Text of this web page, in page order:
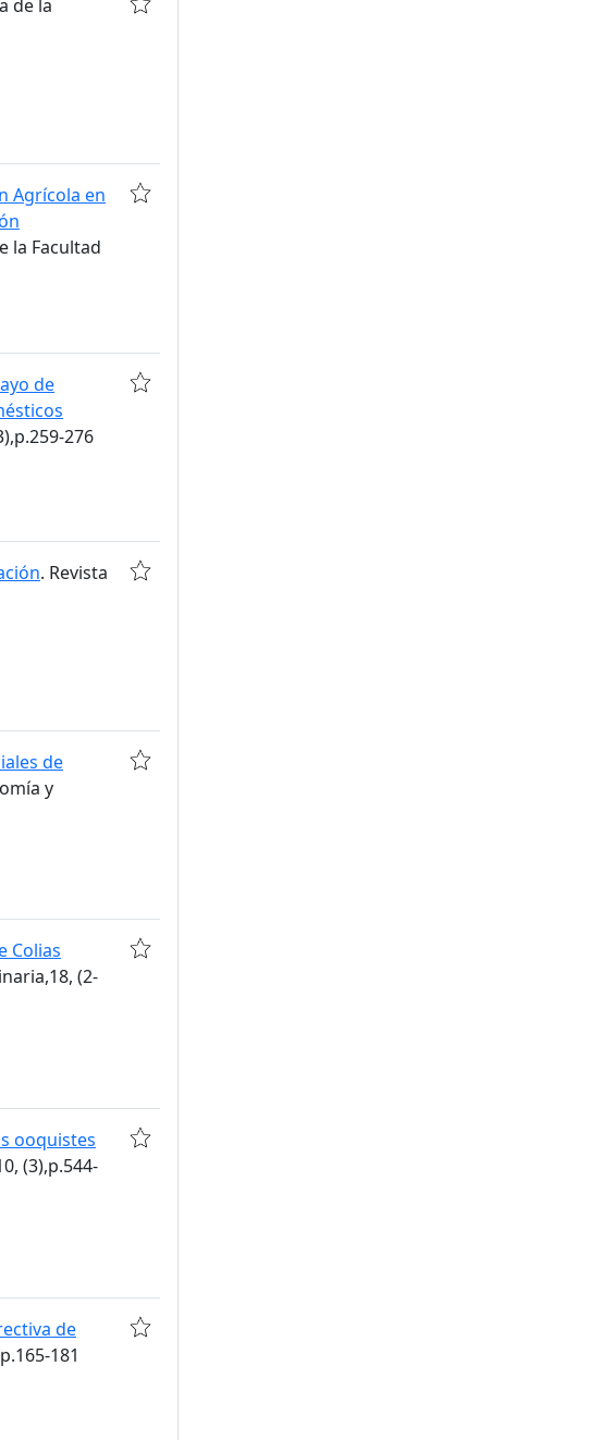
de la
Agrícola en
la Facultad
de
276
. Revista
de
y
Colias
(2-
ooquistes
(3),p.544-
de
181